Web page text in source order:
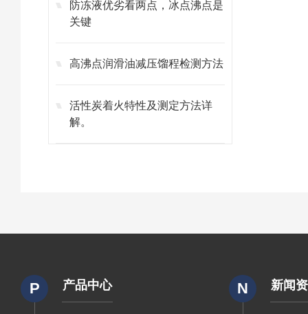
防冻液优劣看两点，冰点沸点是
关键
高沸点润滑油减压馏程检测方法
活性炭着火特性及测定方法详
解。
P 产品中心 N 新闻